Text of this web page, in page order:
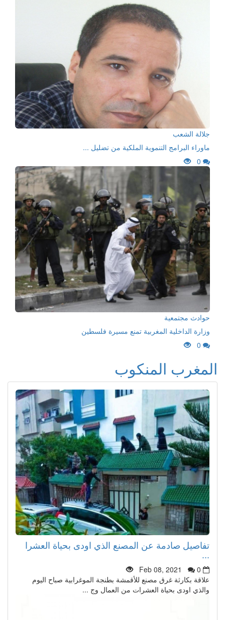
جلالة الشعب
ماوراء البرامج التنموية الملكية من تضليل ...
0
حوادث مجتمعية
وزارة الداخلية المغربية تمنع مسيرة فلسطين
0
المغرب المنكوب
تفاصيل صادمة عن المصنع الذي اودى بحياة العشرا
Feb 08, 2021
0
علاقة بكارثة غرق مصنع للأقمشة بطنجة الموغرابية صباح اليوم
والذي اودى بحياة العشرات من العمال وج ...